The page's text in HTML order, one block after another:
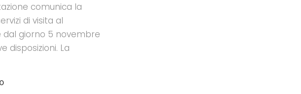
comunica la
di visita al
giorno 5 novembre
disposizioni. La